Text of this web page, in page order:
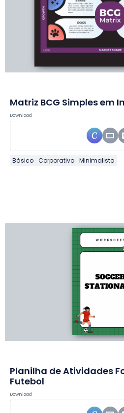
Matriz BCG Simples em
Download
Básico Corporativo Minimalista
Planilha de Atividades
Futebol
Download